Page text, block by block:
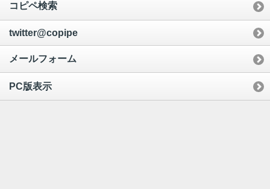
コピペ検索
twitter@copipe
メールフォーム
PC版表示